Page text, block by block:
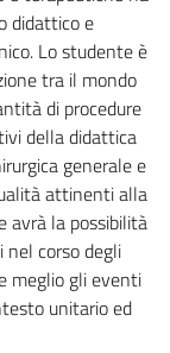
didattico e
Lo studente è
tra il mondo
di procedure
della didattica
generale e
attinenti alla
avrà la possibilità
corso degli
meglio gli eventi
unitario ed